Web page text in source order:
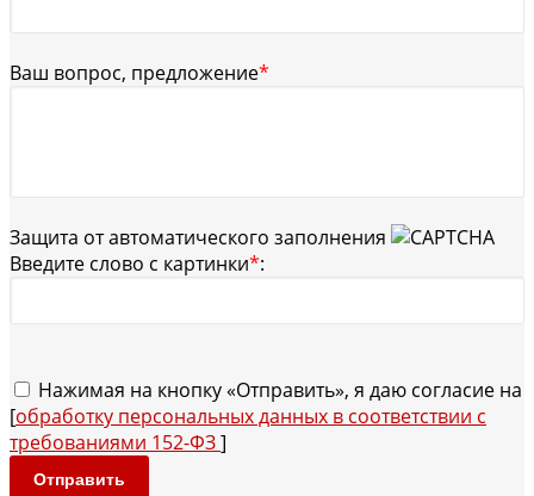
Ваш вопрос, предложение*
Защита от автоматического заполнения
Введите слово с картинки*:
Нажимая на кнопку «Отправить», я даю согласие на
[обработку персональных данных в соответствии с
требованиями 152-ФЗ]
Отправить